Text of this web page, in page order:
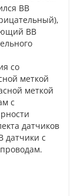
ВВ
ВВ
со
меткой
меткой
с
датчиков
датчики с